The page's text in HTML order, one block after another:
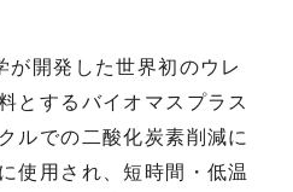
が開発した世界初のウレ
とするバイオマスプラス
ルでの二酸化炭素削減に
使用され、短時間・低温